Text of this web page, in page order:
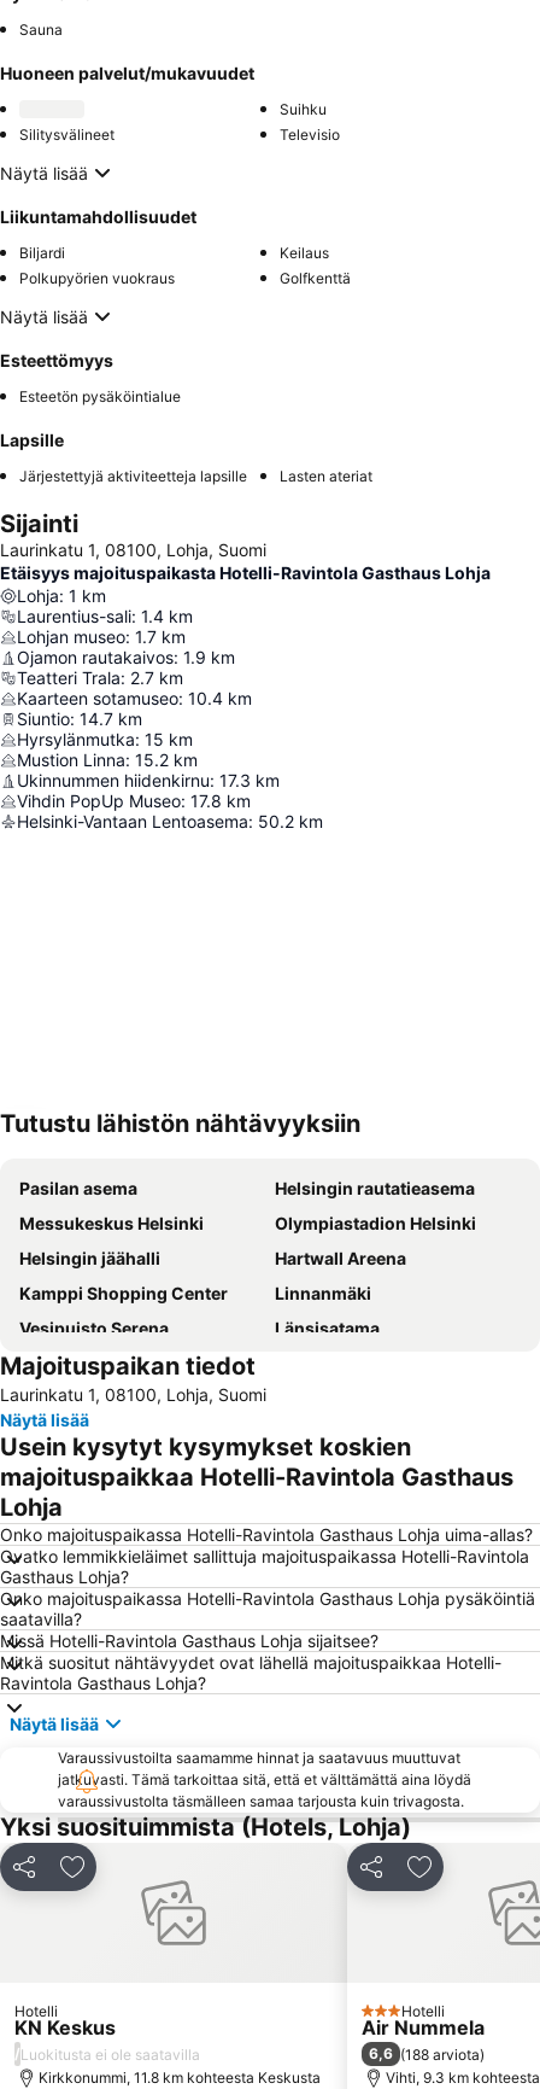
Sauna
Huoneen palvelut/mukavuudet
Suihku
Silitysvälineet
Televisio
Näytä lisää
Liikuntamahdollisuudet
Biljardi
Keilaus
Polkupyörien vuokraus
Golfkenttä
Näytä lisää
Esteettömyys
Esteetön pysäköintialue
Lapsille
Järjestettyjä aktiviteetteja lapsille Lasten ateriat
Sijainti
Laurinkatu 1, 08100, Lohja, Suomi
Etäisyys majoituspaikasta Hotelli-Ravintola Gasthaus Lohja
Lohja: 1 km
Laurentius-sali: 1.4 km
Lohjan museo: 1.7 km
Ojamon rautakaivos: 1.9 km
Teatteri Trala: 2.7 km
Kaarteen sotamuseo: 10.4 km
Siuntio: 14.7 km
Hyrsylänmutka: 15 km
Mustion Linna: 15.2 km
Ukinnummen hiidenkirnu: 17.3 km
Vihdin PopUp Museo: 17.8 km
Helsinki-Vantaan Lentoasema: 50.2 km
Tutustu lähistön nähtävyyksiin
Pasilan asema
Helsingin rautatieasema
Messukeskus Helsinki
Olympiastadion Helsinki
Helsingin jäähalli
Hartwall Areena
Kamppi Shopping Center
Linnanmäki
Vesipuisto Serena
Länsisatama
Jätkäsaari
Otaniemi
Shopping centre Iso Omena
Kampin linja-autoasema
Kallio Church
Finlandia Hall
Munkkiniemi
Espoon rautatieasema
Sello Shopping Mall
Töölönlahti Bay
Ateneumin taidemuseo
Aleksanterinkatu
Kino Tapiola
Kämp Galleria
Helsingin musiikkitalo
Finnish National Opera
Kampin kappeli
Eduskuntatalo
Barona areena
Espoo Museum of Modern Art EMMA
Kivenlahti Rock
Huopalahti
Stockmann
Merimaailma Sealife Helsinki
Wanha satama
Kaisaniemen kasvitieteellinen puutarha
Hietaniemen uimaranta
Temppeliaukion kirkko
Sibelius-monumentti
Swedish Theatre
Majoituspaikan tiedot
Laurinkatu 1, 08100, Lohja, Suomi
Näytä lisää
Usein kysytyt kysymykset koskien
majoituspaikkaa Hotelli-Ravintola Gasthaus
Lohja
Onko majoituspaikassa Hotelli-Ravintola Gasthaus Lohja uima-allas?
Ovatko lemmikkieläimet sallittuja majoituspaikassa Hotelli-Ravintola
Gasthaus Lohja?
Onko majoituspaikassa Hotelli-Ravintola Gasthaus Lohja pysäköintiä
saatavilla?
Missä Hotelli-Ravintola Gasthaus Lohja sijaitsee?
Mitkä suositut nähtävyydet ovat lähellä majoituspaikkaa Hotelli-
Ravintola Gasthaus Lohja?
Näytä lisää
Varaussivustoilta saamamme hinnat ja saatavuus muuttuvat
jatkuvasti. Tämä tarkoittaa sitä, että et välttämättä aina löydä
varaussivustolta täsmälleen samaa tarjousta kuin trivagosta.
Yksi suosituimmista (Hotels, Lohja)
Jaa Lisää suosikkeihin
Hotelli
KN Keskus
/Luokitusta ei ole saatavilla
Kirkkonummi, 11.8 km kohteesta Keskusta
Jaa Lisää
3 Tähtiluokitus
Hotelli
Air Nummela
6,6 (188 arviota)
Vihti, 9.3 km